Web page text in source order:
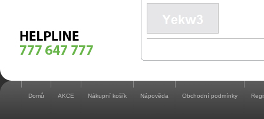
Domů AKCE Nákupní košík Nápověda Obchodní podmínky